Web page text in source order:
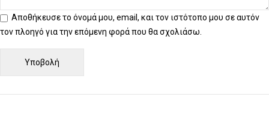
Αποθήκευσε το όνομά μου, email, και τον ιστότοπο μου σε αυτόν
τον πλοηγό για την επόμενη φορά που θα σχολιάσω.